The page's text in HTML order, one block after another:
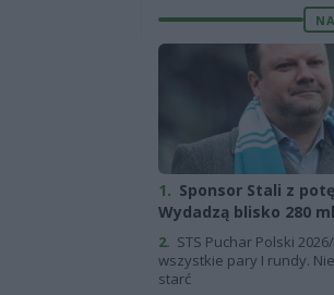
1. Sponsor Stali z
Wydadzą blisko 280
2. STS Puchar Polski
wszystkie pary I rundy.
starć